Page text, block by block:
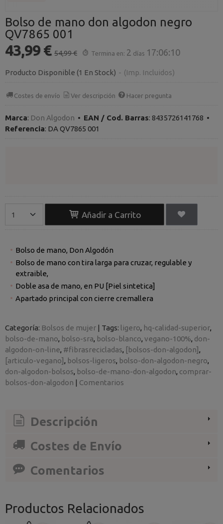
Bolso de mano don algodon negro
QV7865 001
43,99 € 54,99 € Termina en: 2 días 17:06:10
Producto Disponible (1 En Stock) - (Imp. Incluidos)
Costes de envío Ver descripción Hacer pregunta
Marca: Don Algodon • EAN / Cod. Barras: 8435726141768 •
Referencia: DA QV7865 001
Añadir a Carrito
Bolso de mano, Don Algodón
Bolso de mano con tira larga para cruzar, regulable y
extraible,
Doble asa de mano, en PU [Piel sintetica]
Apartado principal con cierre cremallera
Categoría: Bolsos de mujer | Tags: ligero hq-calidad-superior
bolso-de-mano bolso-sra bolso-blanco vegano-100% don-
algodon-on-line #fibrasrecicladas [bolsos-don-algodon]
[articulo-vegano]
bolsos-ligeros bolso-don-algodon-negro
don-algodon-bolsos bolso-de-mano-don-algodon comprar-
bolsos-don-algodon | Comentarios
Descripción
Costes de Envío
Comentarios
Productos Relacionados